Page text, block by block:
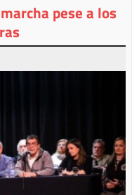
pese a los